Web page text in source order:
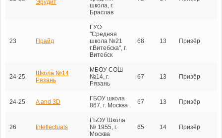
Эрудит
школа, г.
Браслав
23 Прайд
ГУО
"Средняя
школа №21
г.Витебска", г.
Витебск
68 13 Призёр
24-25
Школа №14
Рязань
МБОУ СОШ
№14, г.
Рязань
67 13 Призёр
24-25 A and 3D
ГБОУ школа
867, г. Москва
67 13 Призёр
26 Intellectuals
ГБОУ Школа
№ 1955, г.
Москва
65 14 Призёр